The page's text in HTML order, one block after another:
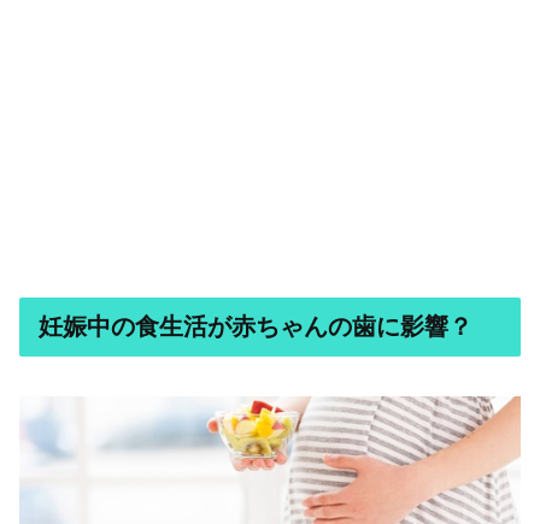
妊娠中の食生活が赤ちゃんの歯に影響？